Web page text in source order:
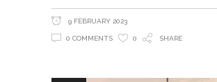
9 FEBRUARY 2023
0 COMMENTS 0 SHARE